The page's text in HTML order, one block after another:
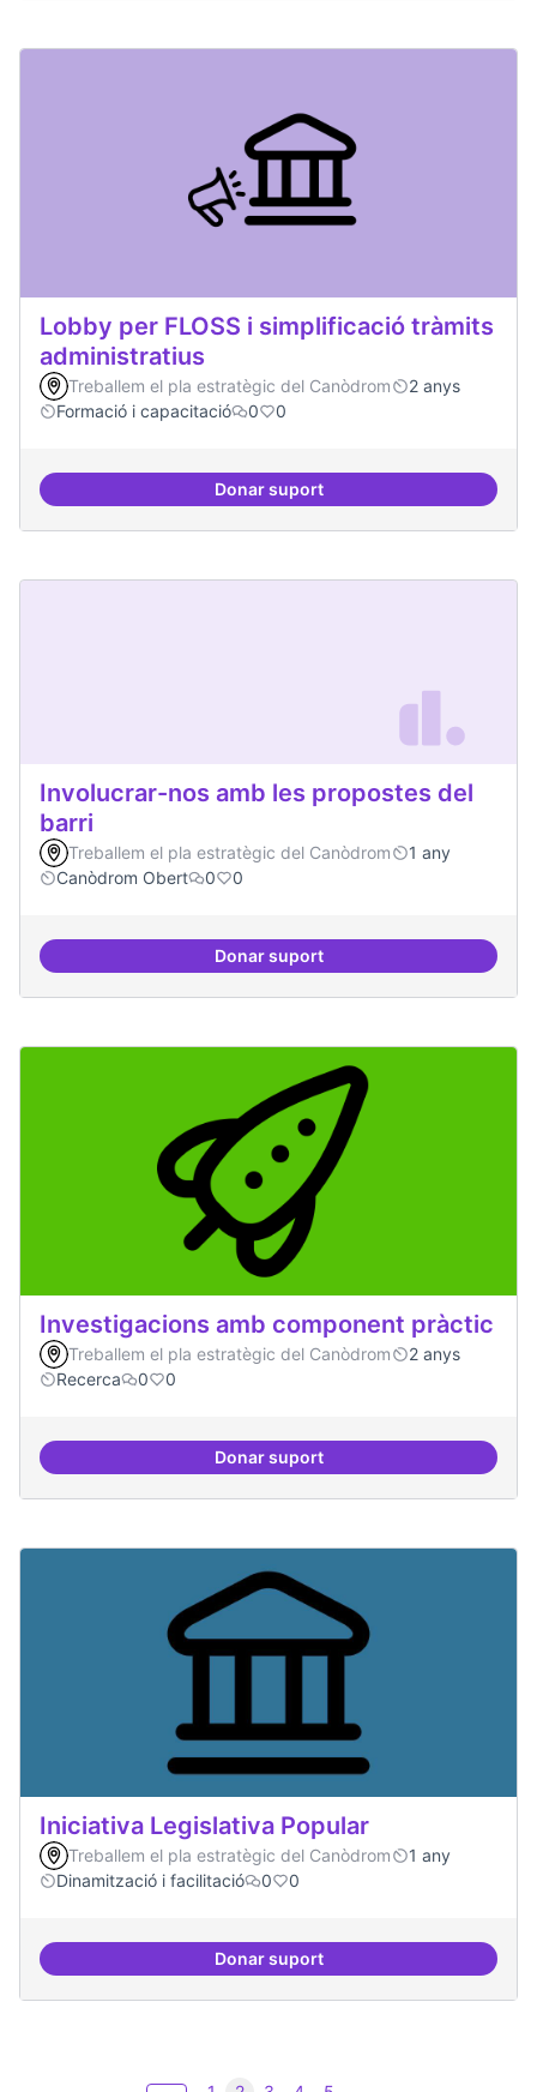
Lobby per FLOSS i simplificació tràmits
administratius
Treballem el pla estratègic del Canòdrom
2 anys
Formació i capacitació
0 0
Donar suportLobby per FLOSS i
Involucrar-nos amb les propostes del
barri
Treballem el pla estratègic del Canòdrom
1 any
Canòdrom Obert
0 0
Donar suportInvolucrar-nos amb les
Investigacions amb component pràctic
Treballem el pla estratègic del Canòdrom
2 anys
Recerca
0 0
Donar suportInvestigacions amb component
Iniciativa Legislativa Popular
Treballem el pla estratègic del Canòdrom
1 any
Dinamització i facilitació
0 0
Donar suportIniciativa Legislativa Popular